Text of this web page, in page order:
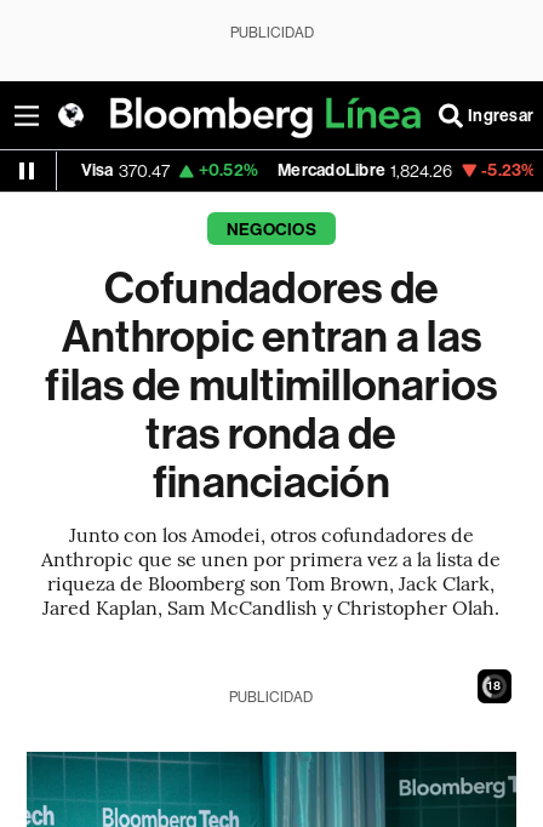
PUBLICIDAD
Ingresar
+0.52% MercadoLibre 1,824.26 -5.23% Banco de
NEGOCIOS
Cofundadores de
Anthropic entran a las
filas de multimillonarios
tras ronda de
financiación
Junto con los Amodei, otros cofundadores de
Anthropic que se unen por primera vez a la lista de
riqueza de Bloomberg son Tom Brown, Jack Clark,
Jared Kaplan, Sam McCandlish y Christopher Olah.
17
PUBLICIDAD